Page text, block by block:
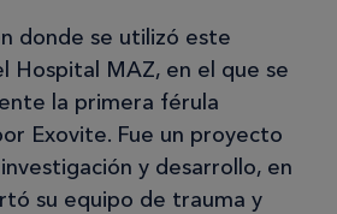
donde se utilizó este
Hospital MAZ, en el que se
la primera férula
Exovite. Fue un proyecto
y desarrollo, en
su equipo de trauma y